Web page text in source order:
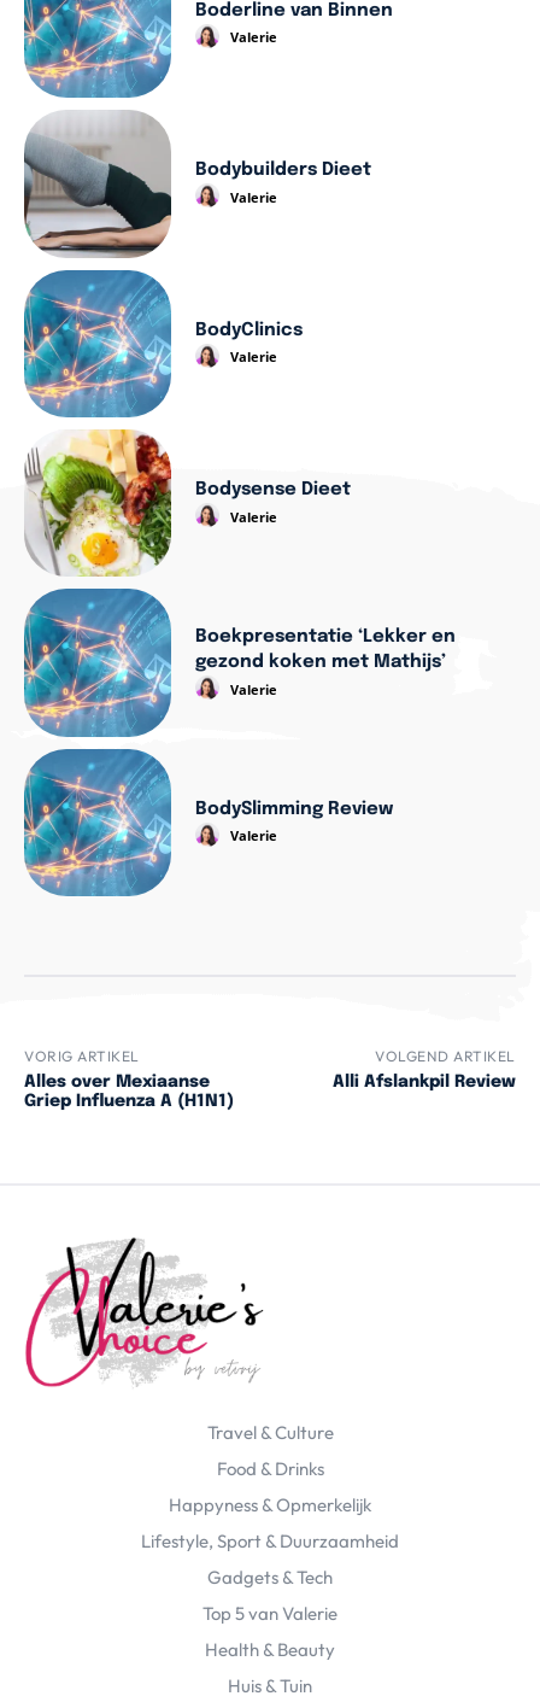
Boderline van Binnen
Valerie
Bodybuilders Dieet
Valerie
BodyClinics
Valerie
Bodysense Dieet
Valerie
Boekpresentatie ‘Lekker en
gezond koken met Mathijs’
Valerie
BodySlimming Review
Valerie
VORIG ARTIKEL
Alles over Mexiaanse
Griep Influenza A (H1N1)
VOLGEND ARTIKEL
Alli Afslankpil Review
Travel & Culture
Food & Drinks
Happyness & Opmerkelijk
Lifestyle, Sport & Duurzaamheid
Gadgets & Tech
Top 5 van Valerie
Health & Beauty
Huis & Tuin